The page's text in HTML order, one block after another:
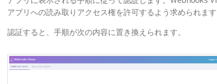
アプリへの読み取りアクセス権を許可するよう求められま
認証すると、手順が次の内容に置き換えられます。